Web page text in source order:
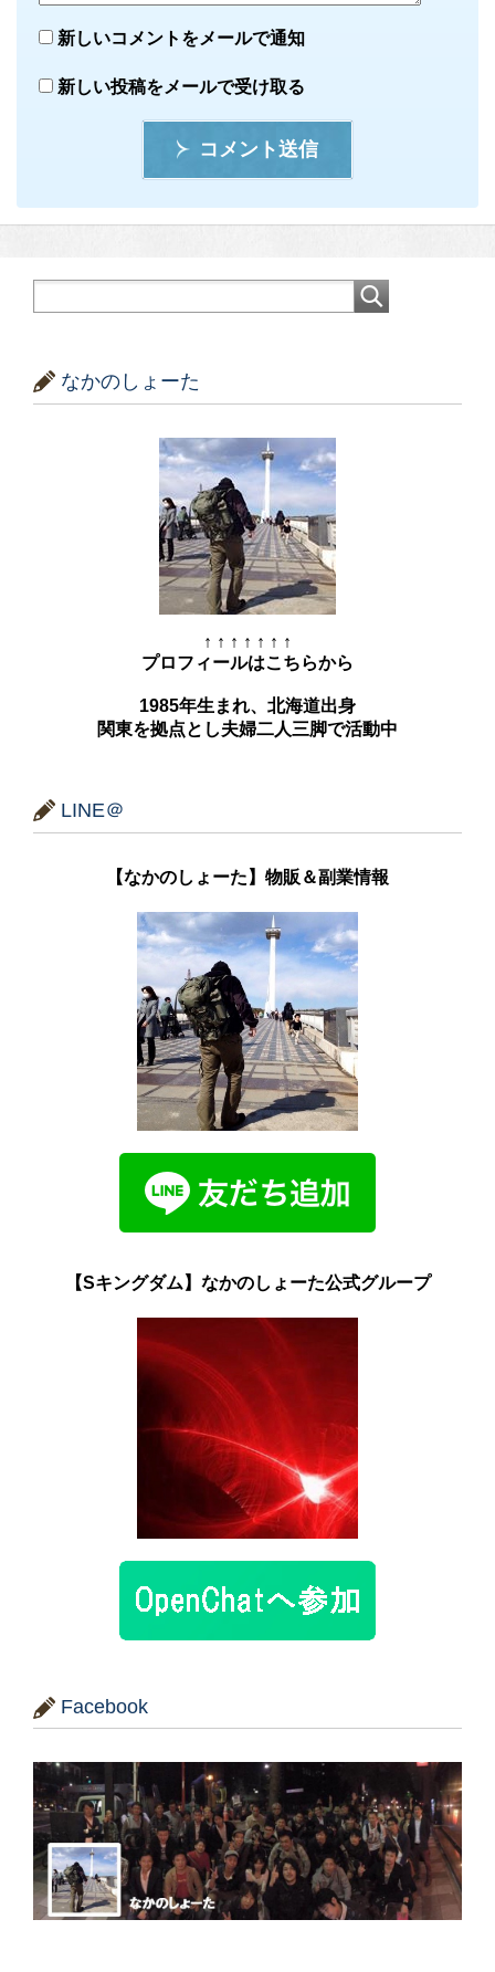
新しいコメントをメールで通知
新しい投稿をメールで受け取る
コメント送信
なかのしょーた
↑ ↑ ↑ ↑ ↑ ↑ ↑
プロフィールはこちらから
1985年生まれ、北海道出身
関東を拠点とし夫婦二人三脚で活動中
LINE＠
【なかのしょーた】物販＆副業情報
【Sキングダム】なかのしょーた公式グループ
Facebook